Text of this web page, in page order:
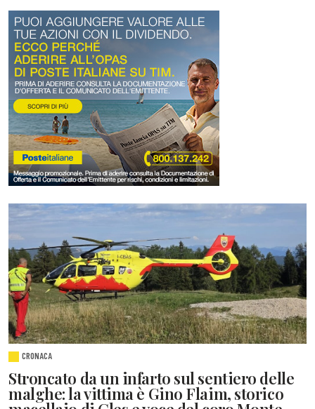
CRONACA
Stroncato da un infarto sul sentiero delle
malghe: la vittima è Gino Flaim, storico